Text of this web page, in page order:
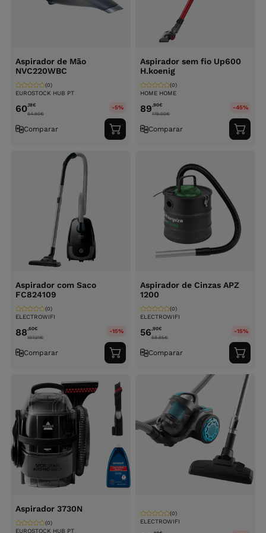
Aspirador de Mão
NVC220WBC
EUROSTOCK HUB PT
(0)
60,18€
64.90€
-5%
Comparar
Adicionar
ao
Aspirador sem fio Up600
H.koenig
HOME HOME
(0)
89,90€
179.00€
-45%
Comparar
ao
Aspirador com Saco
FC824109
ELECTROWIFI
(0)
88,60€
107.21€
-15%
Comparar
Adicionar
ao
Aspirador de Cinzas APZ
1200
ELECTROWIFI
(0)
56,90€
68.85€
-15%
Comparar
ao
Aspirador 3730N
EUROSTOCK HUB PT
(0) ELECTROWIFI
(0)